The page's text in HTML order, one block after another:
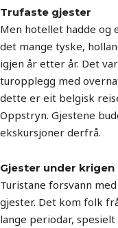
Trufaste gjester
Men hotellet hadde og
det mange tyske,
igjen år etter år. Det
turopplegg med
dette er eit belgisk
Oppstryn. Gjestene
ekskursjoner derfrå.
Gjester under krigen
Turistane forsvann
gjester. Det kom folk
lange periodar,